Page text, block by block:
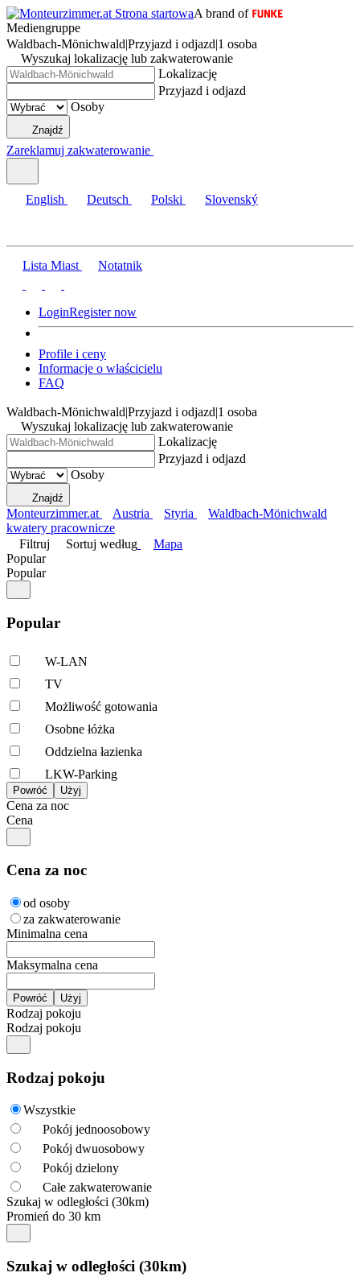
A brand of
Mediengruppe
Waldbach-Mönichwald|Przyjazd i odjazd|1 osoba
Wyszukaj lokalizację lub zakwaterowanie
Lokalizację
Przyjazd i odjazd
Osoby
Znajdź
Zareklamuj zakwaterowanie
English Deutsch Polski Slovenský
Lista Miast Notatnik
LoginRegister now
Profile i ceny
Informacje o właścicielu
FAQ
Waldbach-Mönichwald|Przyjazd i odjazd|1 osoba
Wyszukaj lokalizację lub zakwaterowanie
Lokalizację
Przyjazd i odjazd
Osoby
Znajdź
Monteurzimmer.at Austria Styria
Waldbach-Mönichwald
kwatery pracownicze
Filtruj
Sortuj według
Mapa
Popular
Popular
Popular
W-LAN
TV
Możliwość gotowania
Osobne łóżka
Oddzielna łazienka
LKW-Parking
Cena za noc
Cena
Cena za noc
od osoby
za zakwaterowanie
Minimalna cena
Maksymalna cena
Rodzaj pokoju
Rodzaj pokoju
Rodzaj pokoju
Wszystkie
Pokój jednoosobowy
Pokój dwuosobowy
Pokój dzielony
Całe zakwaterowanie
Szukaj w odległości (30km)
Promień do 30 km
Szukaj w odległości (30km)